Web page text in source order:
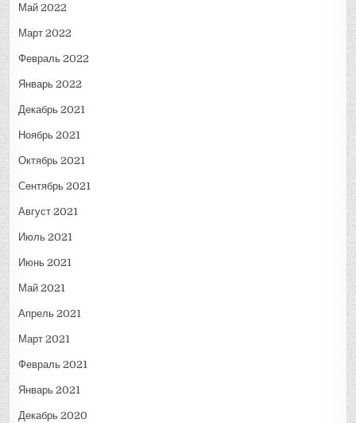
Май 2022
Март 2022
Февраль 2022
Январь 2022
Декабрь 2021
Ноябрь 2021
Октябрь 2021
Сентябрь 2021
Август 2021
Июль 2021
Июнь 2021
Май 2021
Апрель 2021
Март 2021
Февраль 2021
Январь 2021
Декабрь 2020